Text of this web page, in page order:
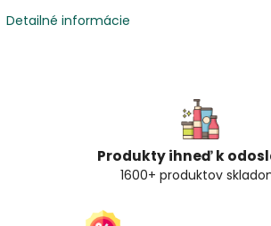
Detailné informácie
Produkty ihneď k
1600+ produktov